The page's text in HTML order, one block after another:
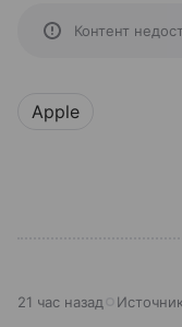
Контент
Apple
21 час назад